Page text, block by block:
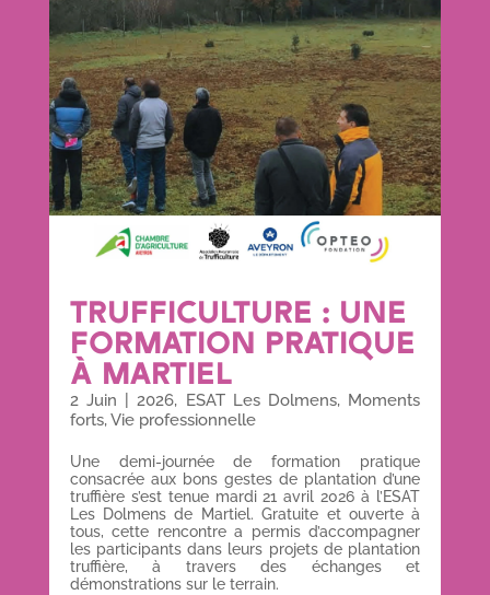
TRUFFICULTURE : UNE
FORMATION PRATIQUE
À MARTIEL
2 Juin |2026, ESAT Les Dolmens, Moments
forts,Vie professionnelle
Une demi-journée de formation pratique
consacrée aux bons gestes de plantation d’une
truffière s’est tenue mardi 21 avril 2026 à l’ESAT
Les Dolmens de Martiel. Gratuite et ouverte à
tous, cette rencontre a permis d’accompagner
les participants dans leurs projets de plantation
truffière, à travers des échanges et
démonstrations sur le terrain.